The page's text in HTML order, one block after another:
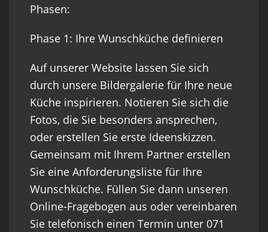
Phasen:
Phase 1: Ihre Wunschküche definieren
Auf unserer Website lassen Sie sich
durch unsere Bildergalerie für Ihre neue
Küche inspirieren. Notieren Sie sich die
Fotos, die Sie besonders ansprechen,
oder erstellen Sie erste Ideenskizzen.
Gemeinsam mit Ihrem Partner erstellen
Sie eine Anforderungsliste für Ihre
Wunschküche. Füllen Sie dann unseren
Online-Fragebogen aus oder vereinbaren
Sie telefonisch einen Termin unter 071